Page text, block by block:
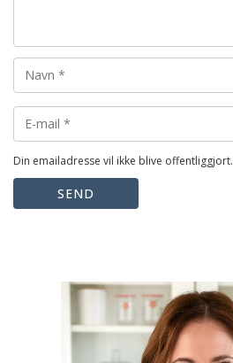
Din emailadresse vil ikke blive offentliggjort.
SEND